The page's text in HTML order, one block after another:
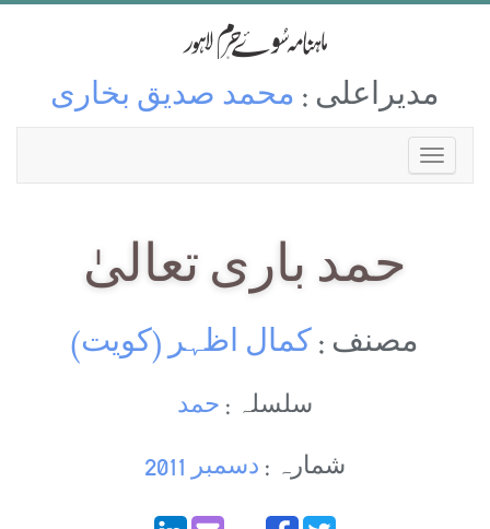
مدیراعلی : محمد صدیق بخاری
حمد باری تعالیٰ
مصنف : کمال اظہر (کویت)
سلسلہ : حمد
شمارہ : دسمبر 2011